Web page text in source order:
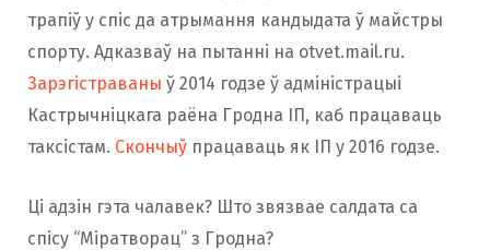
трапіў у спіс да атрымання кандыдата ў майстры
спорту. Адказваў на пытанні на otvet.mail.ru.
Зарэгістраваны ў 2014 годзе ў адміністрацыі
Кастрычніцкага раёна Гродна ІП, каб працаваць
таксістам. Скончыў працаваць як ІП у 2016 годзе.
Ці адзін гэта чалавек? Што звязвае салдата са
спісу “Міратворац” з Гродна?